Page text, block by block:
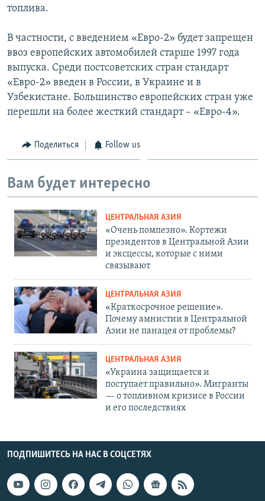
топлива.
В частности, с введением «Евро-2» будет запрещен
ввоз европейских автомобилей старше 1997 года
выпуска. Среди постсоветских стран стандарт
«Евро-2» введен в России, в Украине и в
Узбекистане. Большинство европейских стран уже
перешли на более жесткий стандарт – «Евро-4».
Поделиться Follow us
Вам будет интересно
ЦЕНТРАЛЬНАЯ АЗИЯ
«Очень помпезно». Кортежи
президентов в Центральной Азии
и эксцессы, которые с ними
связывают
ЦЕНТРАЛЬНАЯ АЗИЯ
«Краткосрочное решение».
Почему амнистии в Центральной
Азии не панацея от проблемы?
ЦЕНТРАЛЬНАЯ АЗИЯ
«Украина защищается и
поступает правильно». Мигранты
— о топливном кризисе в России
и его последствиях
ПОДПИШИТЕСЬ НА НАС В СОЦСЕТЯХ